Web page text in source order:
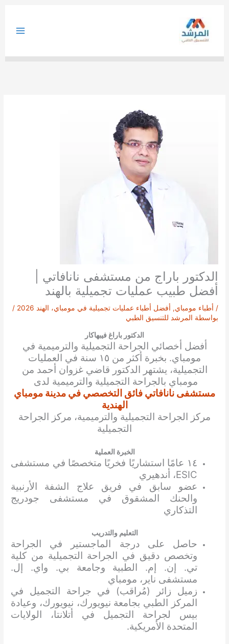
الدكتور باراج من مستشفى نانافاتي |
أفضل طبيب عمليات تجميلية بالهند
/ أطباء مومباي, أفضل أطباء عمليات تجميلية في مومباي، الهند 2026
/
بواسطة المرشد للتنسيق الطبي
الدكتور باراغ فيبهاكار
أفضل أخصائي الجراحة التجميلية والترميمية في
مومباي. بخبرة أكثر من ١٥ سنة في العمليات
التجميلية، يشتهر الدكتور قاضي غزوان أحمد من
مومباي بالجراحة التجميلية والترميمية لدى
مستشفى نانافاتي فائق التخصصي في مدينة مومباي
الهندية
مركز الجراحة التجميلية والترميمية، مركز الجراحة
التجميلية
الخبرة العملية
١٤ عامًا استشاريًا فخريًا متخصصًا في مستشفى
ESIC، أندهيري
عضو سابق في فريق علاج الشفة الأرنبية
والحنك المشقوق في مستشفى جودريج
التذكاري
التعليم والتدريب
حاصل على درجة الماجستير في الجراحة
وتخصص دقيق في الجراحة التجميلية من كلية
تي. إن. إم. الطبية وجامعة بي. واي. إل.
مستشفى ناير، مومباي
زميل زائر (مُراقب) في جراحة التجميل في
المركز الطبي بجامعة نيويورك، نيويورك، وعيادة
بيس لجراحة التجميل في أتلانتا، الولايات
المتحدة الأمريكية.